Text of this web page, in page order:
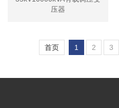
压器
首页 1 2 3